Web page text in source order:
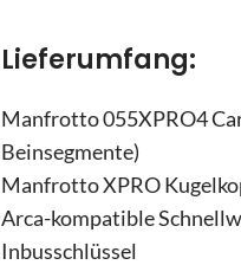
Lieferumfang:
Manfrotto 055XPRO4
Beinsegmente)
Manfrotto XPRO
Arca-kompatible
Inbusschlüssel